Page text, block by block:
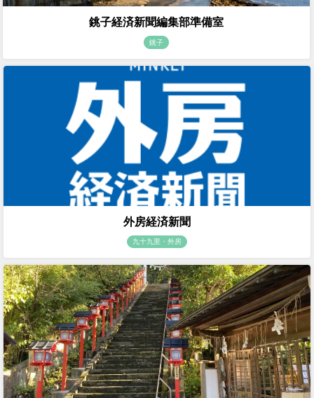
銚子経済新聞編集部準備室
銚子
外房経済新聞
九十九里・外房